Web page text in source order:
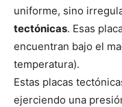
uniforme, sino
tectónicas. Esas
encuentran bajo el
temperatura).
Estas placas
ejerciendo una